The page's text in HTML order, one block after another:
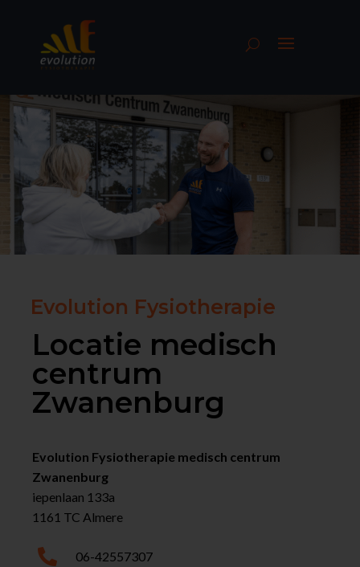
Evolution Fysiotherapie
Locatie medisch
centrum
Zwanenburg
Evolution Fysiotherapie medisch centrum
Zwanenburg
iepenlaan 133a
1161 TC Almere
 06-42557307